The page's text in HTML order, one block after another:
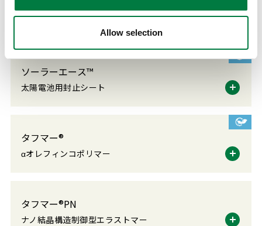
Allow selection
シート状シール材
ソーラーエース™
太陽電池用封止シート
タフマー®
αオレフィンコポリマー
タフマー®PN
ナノ結晶構造制御型エラストマー